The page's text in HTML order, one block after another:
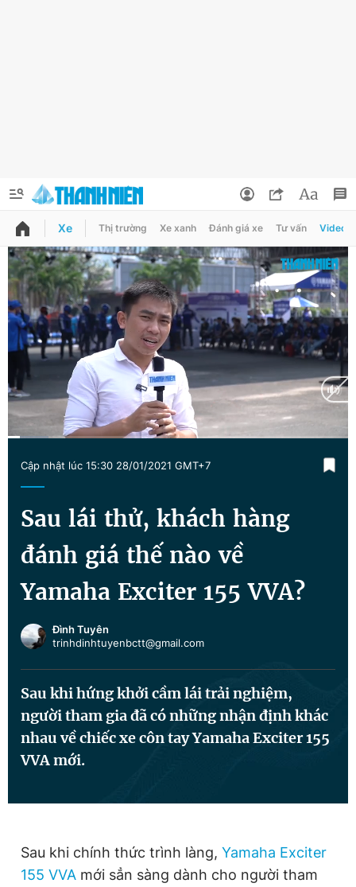
QUẢNG CÁO
Chuyên mục
Chuyên mục khác
Chào ngày mới Tin 24h
Tin thị trường Tin 360
Video Magazine
Sản phẩm khác
Tiện ích Bạn cần biết
Thông tin tòa soạn Liên hệ quảng cáo
Đọc Thanh Niên trên điện thoại
Thông tin tài khoản
Đổi mật khẩu
Tin đã lưu
Tin đã xem
Đăng xuất
Xe Thị trường Xe xanh Đánh giá xe Tư vấn Video
Time
Cập nhật lúc 15:30 28/01/2021 GMT+7
Sau lái thử, khách hàng
đánh giá thế nào về
Yamaha Exciter 155 VVA?
Đình Tuyên
trinhdinhtuyenbctt@gmail.com
Sau khi hứng khởi cầm lái trải nghiệm,
người tham gia đã có những nhận định khác
nhau về chiếc xe côn tay Yamaha Exciter 155
VVA mới.
Sau khi chính thức trình làng, Yamaha Exciter
155 VVA mới sẳn sàng dành cho người tham